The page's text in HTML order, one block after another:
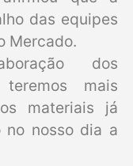
das equipes
Mercado.
dos
mais
materiais já
no nosso dia a